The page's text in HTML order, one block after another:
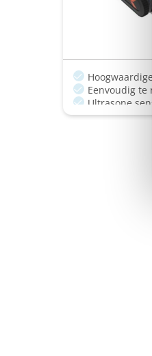
Eenvoudig te
Ultrasone
Kinetische